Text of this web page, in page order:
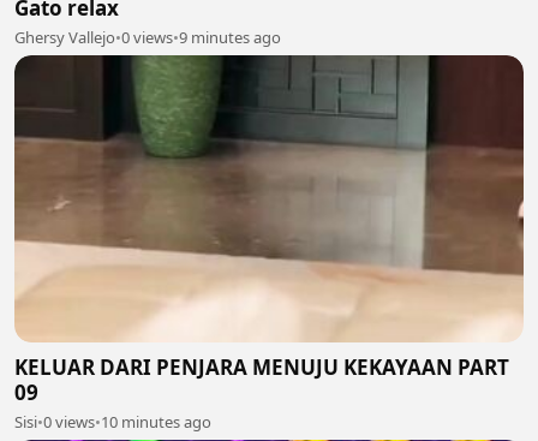
Gato relax
Ghersy Vallejo•0 views•9 minutes ago
KELUAR DARI PENJARA MENUJU KEKAYAAN PART
09
Sisi•0 views•10 minutes ago